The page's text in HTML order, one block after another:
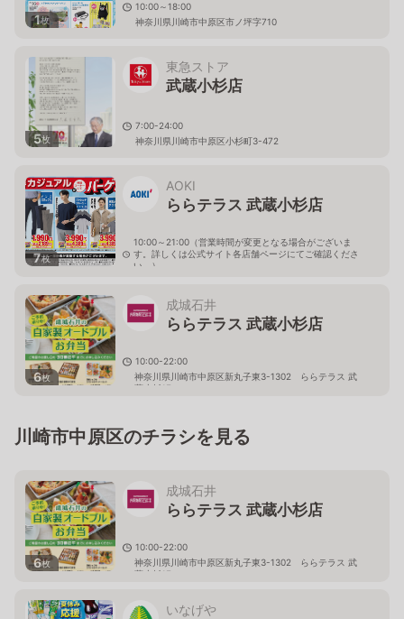
1枚
10:00～18:00
神奈川県川崎市中原区市ノ坪字710
5枚
東急ストア
武蔵小杉店
7:00-24:00
神奈川県川崎市中原区小杉町3-472
7枚
AOKI
ららテラス 武蔵小杉店
10:00～21:00（営業時間が変更となる場合がございま
す。詳しくは公式サイト各店舗ページにてご確認くださ
い。）
6枚
成城石井
ららテラス 武蔵小杉店
10:00-22:00
神奈川県川崎市中原区新丸子東3-1302 ららテラス 武
蔵小杉1F
川崎市中原区のチラシを見る
6枚
成城石井
ららテラス 武蔵小杉店
10:00-22:00
神奈川県川崎市中原区新丸子東3-1302 ららテラス 武
蔵小杉1F
いなげや